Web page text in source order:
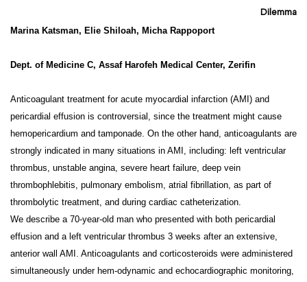
Dilemma
Marina Katsman, Elie Shiloah, Micha Rappoport
Dept. of Medicine C, Assaf Harofeh Medical Center, Zerifin
Anticoagulant treatment for acute myocardial infarction (AMI) and
pericardial effusion is controversial, since the treatment might cause
hemopericardium and tamponade. On the other hand, anticoagulants are
strongly indicated in many situations in AMI, including: left ventricular
thrombus, unstable angina, severe heart failure, deep vein
thrombophlebitis, pulmonary embolism, atrial fibrillation, as part of
thrombolytic treatment, and during cardiac catheterization.
We describe a 70-year-old man who presented with both pericardial
effusion and a left ventricular thrombus 3 weeks after an extensive,
anterior wall AMI. Anticoagulants and corticosteroids were administered
simultaneously under hem-odynamic and echocardiographic monitoring,